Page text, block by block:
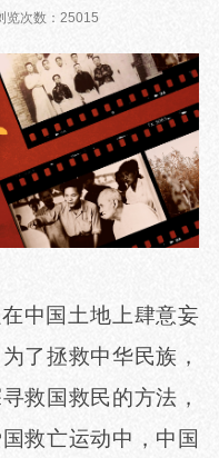
次数：25015
中国土地上肆意妄
了拯救中华民族，
救国救民的方法，
救亡运动中，中国